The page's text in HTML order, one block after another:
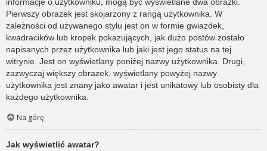
Pierwszy obrazek jest skojarzony z rangą użytkownika. W
zależności od używanego stylu jest on w formie gwiazdek,
kwadracików lub kropek pokazujących, jak dużo postów zostało
napisanych przez użytkownika lub jaki jest jego status na tej
witrynie. Jest on wyświetlany poniżej nazwy użytkownika. Drugi,
zazwyczaj większy obrazek, wyświetlany powyżej nazwy
użytkownika jest znany jako awatar i jest unikatowy lub osobisty dla
każdego użytkownika.
Na górę
Jak wyświetlić awatar?